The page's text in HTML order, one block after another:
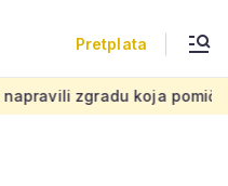
Pretplata
pomiče granice, boje i